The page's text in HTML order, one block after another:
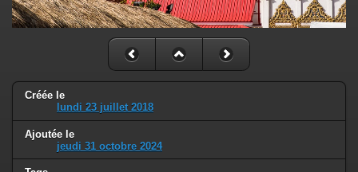
Créée le
lundi 23 juillet 2018
Ajoutée le
jeudi 31 octobre 2024